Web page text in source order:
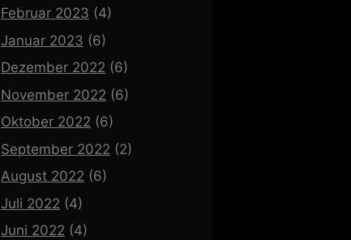
Februar 2023 (4)
Januar 2023 (6)
Dezember 2022 (6)
November 2022 (6)
Oktober 2022 (6)
September 2022 (2)
August 2022 (6)
Juli 2022 (4)
Juni 2022 (4)